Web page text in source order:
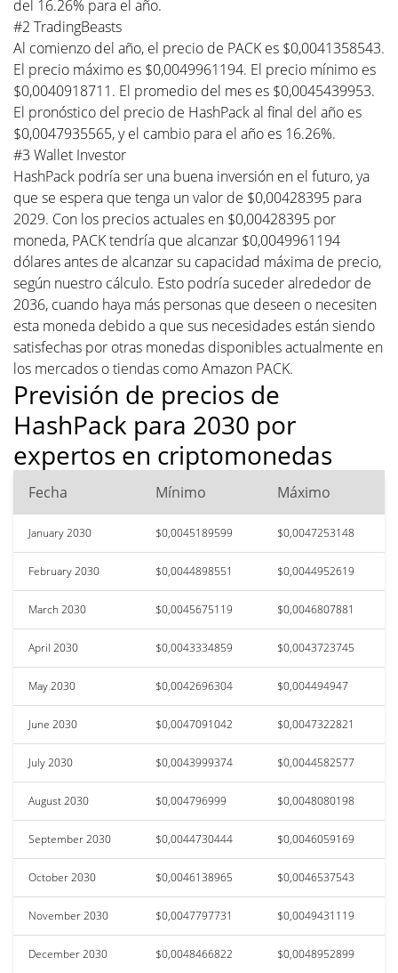
del 16.26% para el año.
#2 TradingBeasts
Al comienzo del año, el precio de PACK es $0,0041358543.
El precio máximo es $0,0049961194. El precio mínimo es
$0,0040918711. El promedio del mes es $0,0045439953.
El pronóstico del precio de HashPack al final del año es
$0,0047935565, y el cambio para el año es 16.26%.
#3 Wallet Investor
HashPack podría ser una buena inversión en el futuro, ya
que se espera que tenga un valor de $0,00428395 para
2029. Con los precios actuales en $0,00428395 por
moneda, PACK tendría que alcanzar $0,0049961194
dólares antes de alcanzar su capacidad máxima de precio,
según nuestro cálculo. Esto podría suceder alrededor de
2036, cuando haya más personas que deseen o necesiten
esta moneda debido a que sus necesidades están siendo
satisfechas por otras monedas disponibles actualmente en
los mercados o tiendas como Amazon PACK.
Previsión de precios de
HashPack para 2030 por
expertos en criptomonedas
Fecha Mínimo Máximo
January 2030 $0,0045189599 $0,0047253148
February 2030 $0,0044898551 $0,0044952619
March 2030 $0,0045675119 $0,0046807881
April 2030 $0,0043334859 $0,0043723745
May 2030 $0,0042696304 $0,004494947
June 2030 $0,0047091042 $0,0047322821
July 2030 $0,0043999374 $0,0044582577
August 2030 $0,004796999 $0,0048080198
September 2030 $0,0044730444 $0,0046059169
October 2030 $0,0046138965 $0,0046537543
November 2030 $0,0047797731 $0,0049431119
December 2030 $0,0048466822 $0,0048952899